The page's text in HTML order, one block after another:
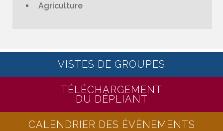
Agriculture
VISTES DE GROUPES
TÉLÉCHARGEMENT
DU DÉPLIANT
CALENDRIER DES ÉVÈNEMENTS